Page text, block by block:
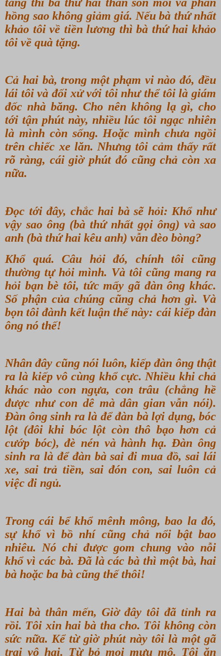
hồng sao không giảm giá. Nếu bà thứ nhất
khảo tôi về tiền lương thì bà thứ hai khảo
tôi về quà tặng.
Cả hai bà, trong một phạm vi nào đó, đều
lái tôi và đối xử với tôi như thể tôi là giám
đốc nhà băng. Cho nên không lạ gì, cho
tới tận phút này, nhiều lúc tôi ngạc nhiên
là mình còn sống. Hoặc mình chưa ngồi
trên chiếc xe lăn. Nhưng tôi cảm thấy rất
rõ ràng, cái giờ phút đó cũng chả còn xa
nữa.
Đọc tới đây, chắc hai bà sẽ hỏi: Khổ như
vậy sao ông (bà thứ nhất gọi ông) và sao
anh (bà thứ hai kêu anh) vẫn đèo bòng?
Khổ quá. Câu hỏi đó, chính tôi cũng
thường tự hỏi mình. Và tôi cũng mang ra
hỏi bạn bè tôi, tức mấy gã đàn ông khác.
Số phận của chúng cũng chả hơn gì. Và
bọn tôi đành kết luận thế này: cái kiếp đàn
ông nó thế!
Nhân đây cũng nói luôn, kiếp đàn ông thật
ra là kiếp vô cùng khổ cực. Nhiều khi chả
khác nào con ngựa, con trâu (chẳng hề
được như con dê mà dân gian vẫn nói).
Đàn ông sinh ra là để đàn bà lợi dụng, bóc
lột (đôi khi bóc lột còn thô bạo hơn cả
cướp bóc), đè nén và hành hạ. Đàn ông
sinh ra là để đàn bà sai đi mua đồ, sai lái
xe, sai trả tiền, sai đón con, sai luôn cả
việc đi ngủ.
Trong cái bể khổ mênh mông, bao la đó,
sự khổ vì bồ nhí cũng chả nổi bật bao
nhiêu. Nó chỉ được gom chung vào nỗi
khổ vì các bà. Đã là các bà thì một bà, hai
bà hoặc ba bà cũng thế thôi!
Hai bà thân mến, Giờ đây tôi đã tỉnh ra
rồi. Tôi xin hai bà tha cho. Tôi không còn
sức nữa. Kể từ giờ phút này tôi là một gã
trai vô hại. Từ bỏ mọi mưu mô. Tôi ăn